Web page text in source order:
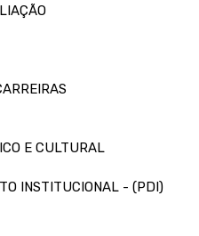
E CULTURAL
INSTITUCIONAL - (PDI)